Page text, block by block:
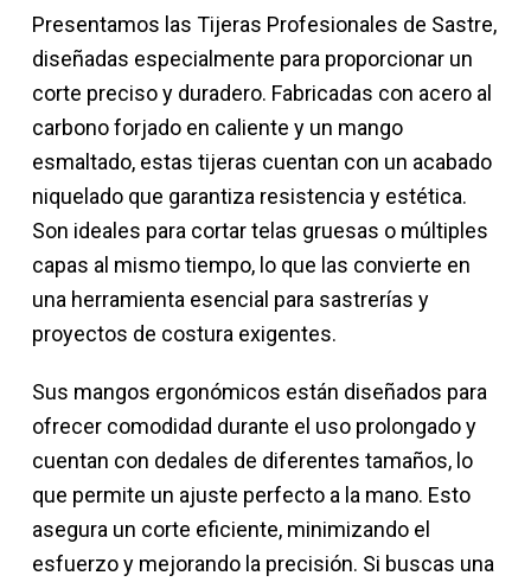
Presentamos las Tijeras Profesionales de Sastre,
diseñadas especialmente para proporcionar un
corte preciso y duradero. Fabricadas con acero al
carbono forjado en caliente y un mango
esmaltado, estas tijeras cuentan con un acabado
niquelado que garantiza resistencia y estética.
Son ideales para cortar telas gruesas o múltiples
capas al mismo tiempo, lo que las convierte en
una herramienta esencial para sastrerías y
proyectos de costura exigentes.
Sus mangos ergonómicos están diseñados para
ofrecer comodidad durante el uso prolongado y
cuentan con dedales de diferentes tamaños, lo
que permite un ajuste perfecto a la mano. Esto
asegura un corte eficiente, minimizando el
esfuerzo y mejorando la precisión. Si buscas una